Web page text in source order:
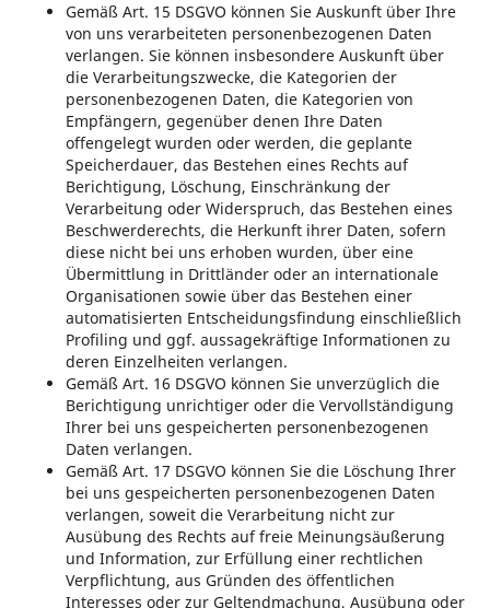
Gemäß Art. 15 DSGVO können Sie Auskunft über Ihre
von uns verarbeiteten personenbezogenen Daten
verlangen. Sie können insbesondere Auskunft über
die Verarbeitungszwecke, die Kategorien der
personenbezogenen Daten, die Kategorien von
Empfängern, gegenüber denen Ihre Daten
offengelegt wurden oder werden, die geplante
Speicherdauer, das Bestehen eines Rechts auf
Berichtigung, Löschung, Einschränkung der
Verarbeitung oder Widerspruch, das Bestehen eines
Beschwerderechts, die Herkunft ihrer Daten, sofern
diese nicht bei uns erhoben wurden, über eine
Übermittlung in Drittländer oder an internationale
Organisationen sowie über das Bestehen einer
automatisierten Entscheidungsfindung einschließlich
Profiling und ggf. aussagekräftige Informationen zu
deren Einzelheiten verlangen.
Gemäß Art. 16 DSGVO können Sie unverzüglich die
Berichtigung unrichtiger oder die Vervollständigung
Ihrer bei uns gespeicherten personenbezogenen
Daten verlangen.
Gemäß Art. 17 DSGVO können Sie die Löschung Ihrer
bei uns gespeicherten personenbezogenen Daten
verlangen, soweit die Verarbeitung nicht zur
Ausübung des Rechts auf freie Meinungsäußerung
und Information, zur Erfüllung einer rechtlichen
Verpflichtung, aus Gründen des öffentlichen
Interesses oder zur Geltendmachung, Ausübung oder